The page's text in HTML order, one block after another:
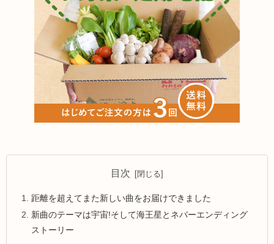
目次
距離を超えてまた新しい曲をお届けできました
新曲のテーマは宇宙!そして海王星とネバーエンディング
ストーリー